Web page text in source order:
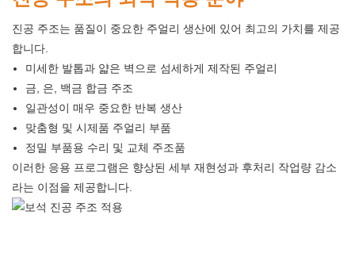
진공 주조는 품질이 중요한 주얼리 생산에 있어 최고의 가치를 제공
합니다.
미세한 발톱과 얇은 벽으로 섬세하게 제작된 주얼리
금, 은, 백금 합금 주조
일관성이 매우 중요한 반복 생산
맞춤형 및 시제품 주얼리 부품
정밀 부품용 수리 및 교체 주조품
이러한 응용 프로그램은 향상된 세부 재현성과 후처리 작업량 감소
라는 이점을 제공합니다.